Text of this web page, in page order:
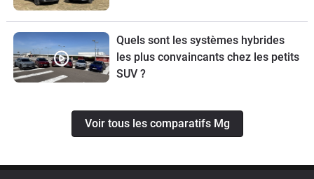
Quels sont les systèmes hybrides
les plus convaincants chez les petits
SUV ?
Voir tous les comparatifs Mg